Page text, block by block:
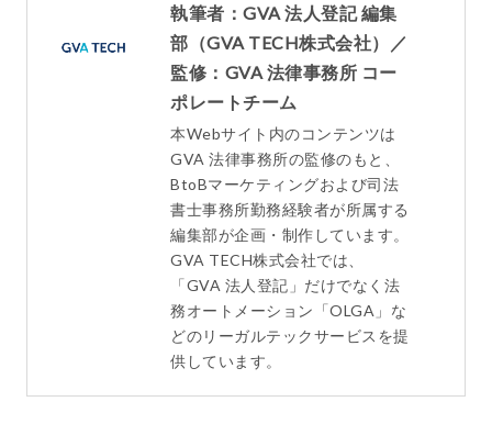
執筆者：GVA 法人登記 編集
部（GVA TECH株式会社）／
監修：GVA 法律事務所 コー
ポレートチーム
本Webサイト内のコンテンツは
GVA 法律事務所の監修のもと、
BtoBマーケティングおよび司法
書士事務所勤務経験者が所属する
編集部が企画・制作しています。
GVA TECH株式会社では、
「GVA 法人登記」だけでなく法
務オートメーション「OLGA」な
どのリーガルテックサービスを提
供しています。